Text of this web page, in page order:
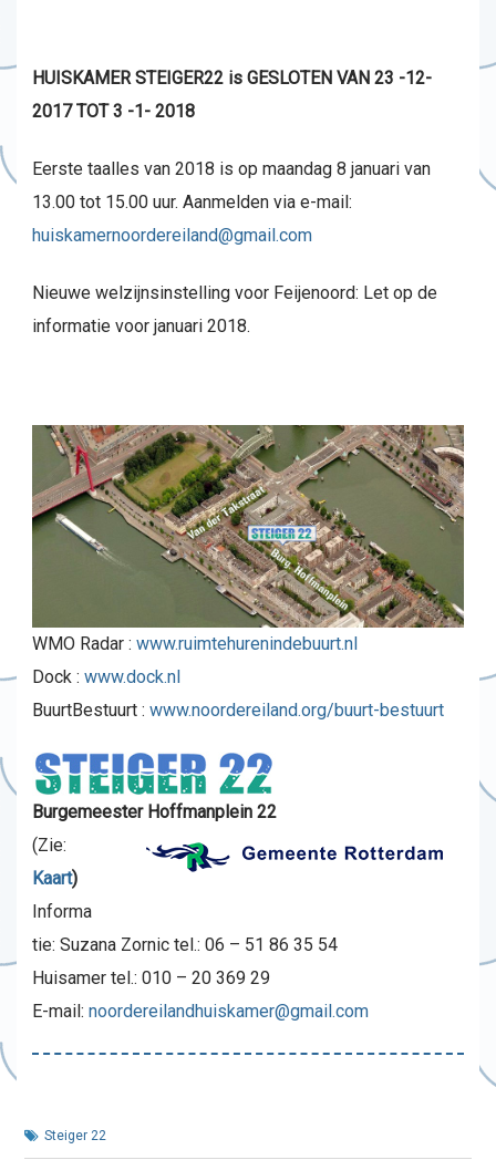
HUISKAMER STEIGER22 is GESLOTEN VAN 23 -12-
2017 TOT 3 -1- 2018
Eerste taalles van 2018 is op maandag 8 januari van
13.00 tot 15.00 uur. Aanmelden via e-mail:
huiskamernoordereiland@gmail.com
Nieuwe welzijnsinstelling voor Feijenoord: Let op de
informatie voor januari 2018.
WMO Radar : www.ruimtehurenindebuurt.nl
Dock : www.dock.nl
BuurtBestuurt : www.noordereiland.org/buurt-bestuurt
Burgemeester Hoffmanplein 22
(Zie:
Kaart)
Informa
tie: Suzana Zornic tel.: 06 – 51 86 35 54
Huisamer tel.: 010 – 20 369 29
E-mail: noordereilandhuiskamer@gmail.com
Steiger 22